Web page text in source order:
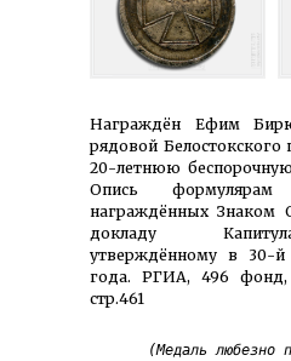
Награждён Ефим
рядовой Белостокского
20-летнюю
Опись
награждённых Знаком
докладу
утверждённому в 30-й
года. РГИА, 496 фонд,
стр.461
(Медаль любезно